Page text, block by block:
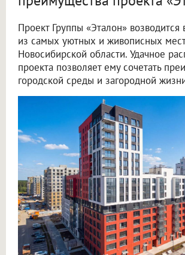
Проект Группы «Эталон» возводится
из самых уютных и живописных
Новосибирской области. Удачное
проекта позволяет ему сочетать
городской среды и загородной